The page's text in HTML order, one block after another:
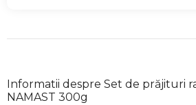
Informatii despre Set de prăjituri
NAMAST 300g